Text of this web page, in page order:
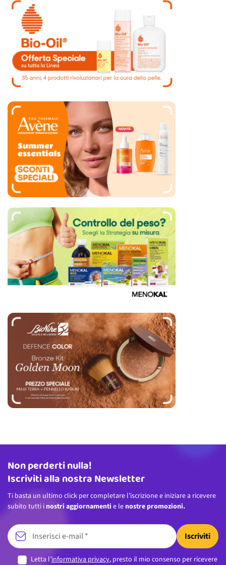
Indirizzo email
Non perderti nulla!
Iscriviti alla nostra Newsletter
Ti basta un ultimo click per completare l’iscrizione e iniziare a ricevere
subito tutti i nostri aggiornamenti e le nostre promozioni.
Iscriviti
Letta l’informativa privacy, presto il mio consenso per ricevere